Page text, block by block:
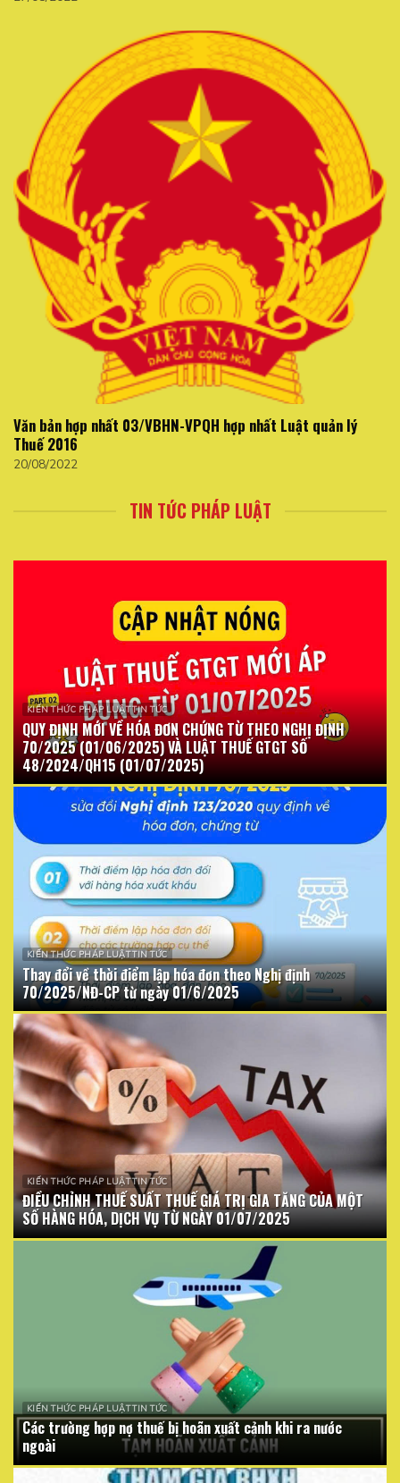
Văn bản hợp nhất 03/VBHN-VPQH hợp nhất Luật quản lý
Thuế 2016
20/08/2022
TIN TỨC PHÁP LUẬT
KIẾN THỨC PHÁP LUẬT TIN TỨC
QUY ĐỊNH MỚI VỀ HÓA ĐƠN CHỨNG TỪ THEO NGHỊ ĐỊNH
70/2025 (01/06/2025) VÀ LUẬT THUẾ GTGT SỐ
48/2024/QH15 (01/07/2025)
KIẾN THỨC PHÁP LUẬT TIN TỨC
Thay đổi về thời điểm lập hóa đơn theo Nghị định
70/2025/NĐ-CP từ ngày 01/6/2025
KIẾN THỨC PHÁP LUẬT TIN TỨC
ĐIỀU CHỈNH THUẾ SUẤT THUẾ GIÁ TRỊ GIA TĂNG CỦA MỘT
SỐ HÀNG HÓA, DỊCH VỤ TỪ NGÀY 01/07/2025
KIẾN THỨC PHÁP LUẬT TIN TỨC
Các trường hợp nợ thuế bị hoãn xuất cảnh khi ra nước
ngoài